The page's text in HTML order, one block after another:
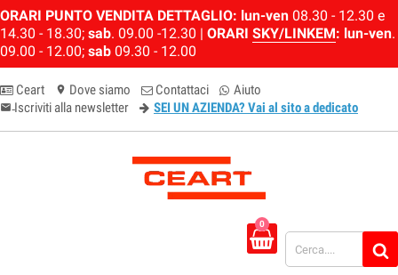
ORARI PUNTO VENDITA DETTAGLIO: lun-ven 08.30 - 12.30 e
14.30 - 18.30; sab. 09.00 -12.30 | ORARI SKY/LINKEM: lun-ven.
09.00 - 12.00; sab 09.30 - 12.00
Ceart location_on Dove siamo Contattaci Aiuto
email-newsletter
Iscriviti alla newsletter SEI UN AZIENDA? Vai al sito a dedicato
0